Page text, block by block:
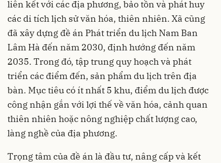
liên kết với các địa phương, bảo tồn và phát huy
các di tích lịch sử văn hóa, thiên nhiên. Xã cũng
đã xây dựng đề án Phát triển du lịch Nam Ban
Lâm Hà đến năm 2030, định hướng đến năm
2035. Trong đó, tập trung quy hoạch và phát
triển các điểm đến, sản phẩm du lịch trên địa
bàn. Mục tiêu có ít nhất 5 khu, điểm du lịch được
công nhận gắn với lợi thế về văn hóa, cảnh quan
thiên nhiên hoặc nông nghiệp chất lượng cao,
làng nghề của địa phương.
Trọng tâm của đề án là đầu tư, nâng cấp và kết